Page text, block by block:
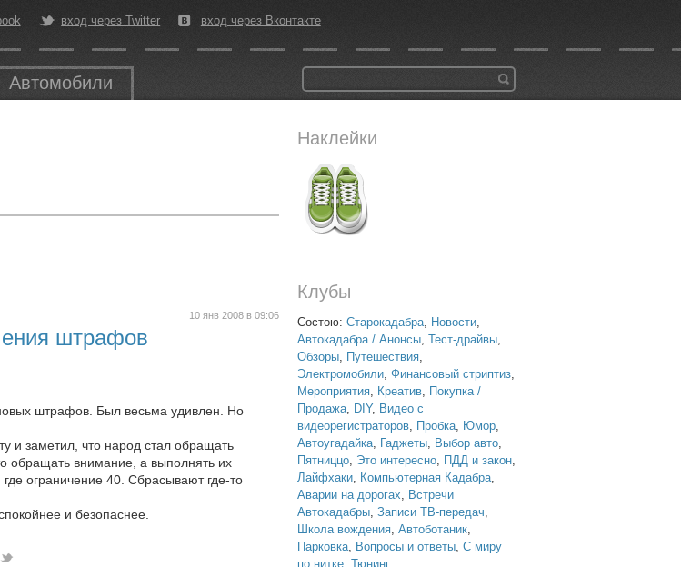
вход через Twitter вход через Вконтакте
Автомобили
Наклейки
Клубы
Состою: Старокадабра, Новости,
Автокадабра / Анонсы, Тест-драйвы,
Обзоры, Путешествия,
Электромобили, Финансовый стриптиз,
Мероприятия, Креатив, Покупка /
Продажа, DIY, Видео с
видеорегистраторов, Пробка, Юмор,
Автоугадайка, Гаджеты, Выбор авто,
Пятниццо, Это интересно, ПДД и закон,
Лайфхаки, Компьютерная Кадабра,
Аварии на дорогах, Встречи
Автокадабры, Записи ТВ-передач,
Школа вождения, Автоботаник,
Парковка, Вопросы и ответы, С миру
по нитке, Тюнинг
10 янв 2008 в 09:06
штрафов
штрафов. Был весьма удивлен. Но
и заметил, что народ стал обращать
обращать внимание, а выполнять их
ограничение 40. Сбрасывают где-то
и безопаснее.